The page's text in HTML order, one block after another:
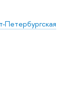
Петербургская